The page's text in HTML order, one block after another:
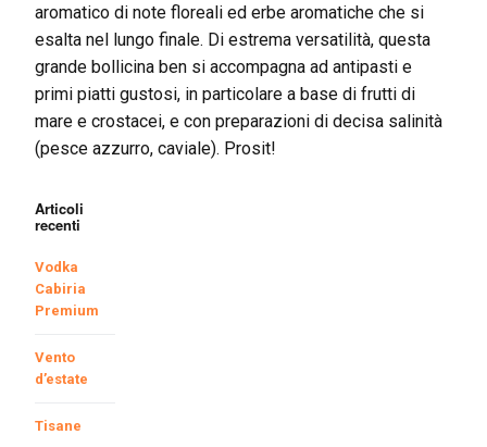
aromatico di note floreali ed erbe aromatiche che si
esalta nel lungo finale. Di estrema versatilità, questa
grande bollicina ben si accompagna ad antipasti e
primi piatti gustosi, in particolare a base di frutti di
mare e crostacei, e con preparazioni di decisa salinità
(pesce azzurro, caviale). Prosit!
Articoli
recenti
Vodka
Cabiria
Premium
Vento
d’estate
Tisane